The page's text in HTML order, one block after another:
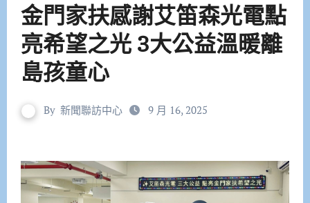
金門家扶感謝艾笛森光電點
亮希望之光 3大公益溫暖離
島孩童心
By 新聞聯訪中心 9 月 16, 2025